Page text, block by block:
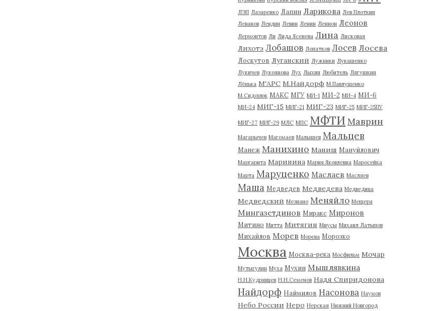
ЛЭП Лазаренко Лапин Ларикова Лев Плоткин
Леванов Левдин Левин Ленин Леннон Леонов
Лермонтов Ли Лида Ясенева Лина Лисковая
Лихотэ Лобашов Лопатков Лосев Лосева
Лоскутов Луганский Лужники Лукашенко
Лукичев Лукоянова Лух Лыхин Любитель Лягушкин
Лёнька М'АРС М.Найдорф М.Павлушенко
М.Сидорюк МАКС МГУ МИ-1 МИ-2 МИ-4 МИ-6
МИ-24 МИГ-15 МИГ-21 МИГ-23 МИГ-25 МИГ-25ПУ
МИГ-27 МИГ-29 МЛС МПС МФТИ Маврин
Магарычев Магомаев Малышев Мальцев
Манеж Манихино Маниш Мануйлович
Маргарита Маринина Мария Яковлевна Маросейка
Марта Маруценко Маслаев Масляев
Маша Медведев Медведева Медведица
Медведский Мезиано Меняйло Мещера
Мингазетдинов Миракс Миронов
Митино Митта Митягин Миусы Михаил Латыпов
Михайлов Морев Морева Морозко
Москва Москва-река Мосфильм Мочар
Мутыгулин Муха Мухин Мышлявкина
Н.Н.Кудрявцев Н.Н.Семенов Надя Спиридонова
Найдорф Наймилов Насонова Наумов
Небо России Неро Нерская Нижний Новгород